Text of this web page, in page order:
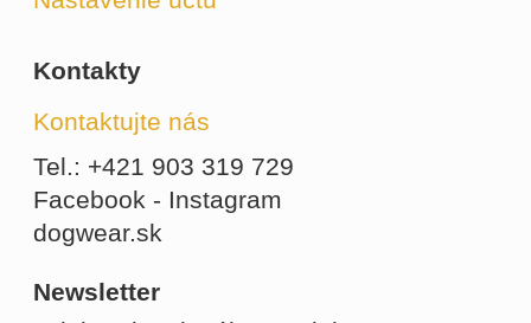
Kontakty
Kontaktujte nás
Tel.: +421 903 319 729
Facebook - Instagram
dogwear.sk
Newsletter